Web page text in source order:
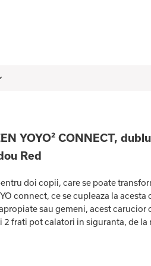
YOYO² CONNECT,
Red
doi copii, care se poate
connect, ce se cupleaza la acesta
sau gemeni, acest carucior
frati pot calatori in siguranta, de la